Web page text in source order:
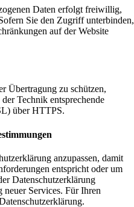
Daten erfolgt freiwillig,
Sie den Zugriff unterbinden,
auf der Website
Übertragung zu schützen,
Technik entsprechende
über HTTPS.
anzupassen, damit
entspricht oder um
Datenschutzerklärung
Services. Für Ihren